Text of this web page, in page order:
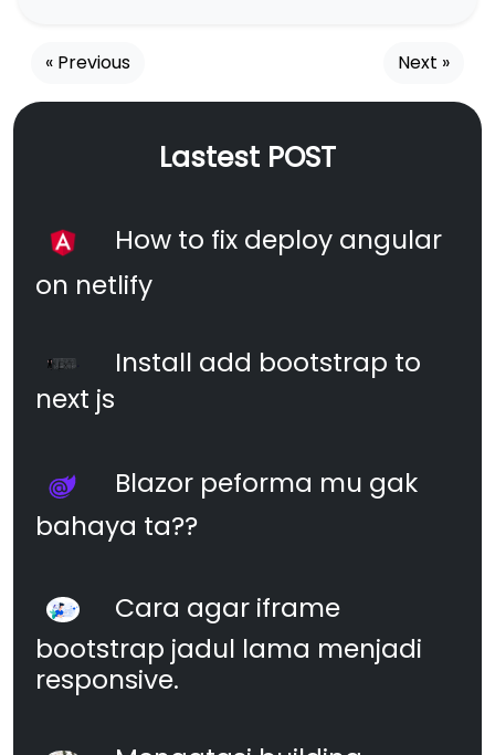
« Previous Next »
Lastest POST
How to fix deploy angular
on netlify
Install add bootstrap to
next js
Blazor peforma mu gak
bahaya ta??
Cara agar iframe
bootstrap jadul lama menjadi
responsive.